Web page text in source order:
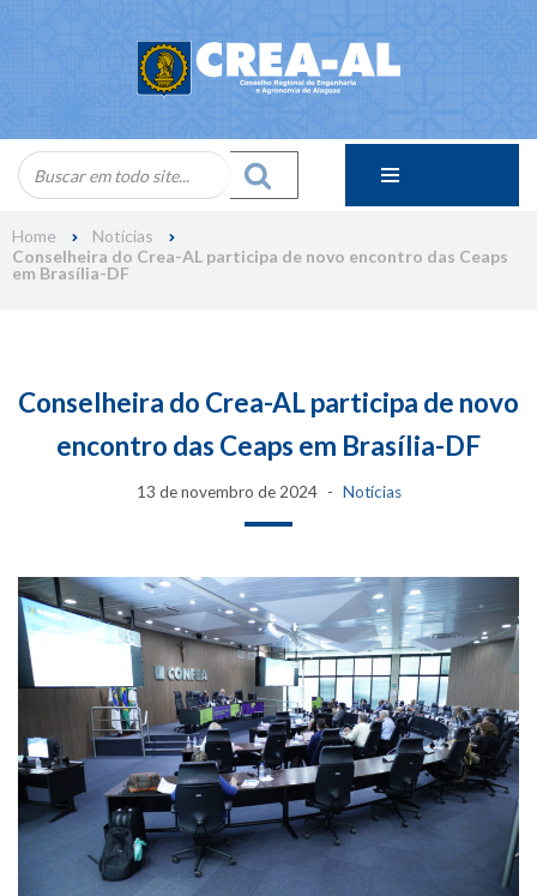
Home
Notícias
Conselheira do Crea-AL participa de novo encontro das Ceaps
em Brasília-DF
Conselheira do Crea-AL participa de novo
encontro das Ceaps em Brasília-DF
13 de novembro de 2024 Notícias